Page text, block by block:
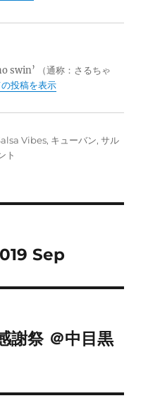
swin’ （通称：さるちゃ
投稿を表示
Vibes, キューバン,サル
ト
Sep
謝祭 ＠中目黒